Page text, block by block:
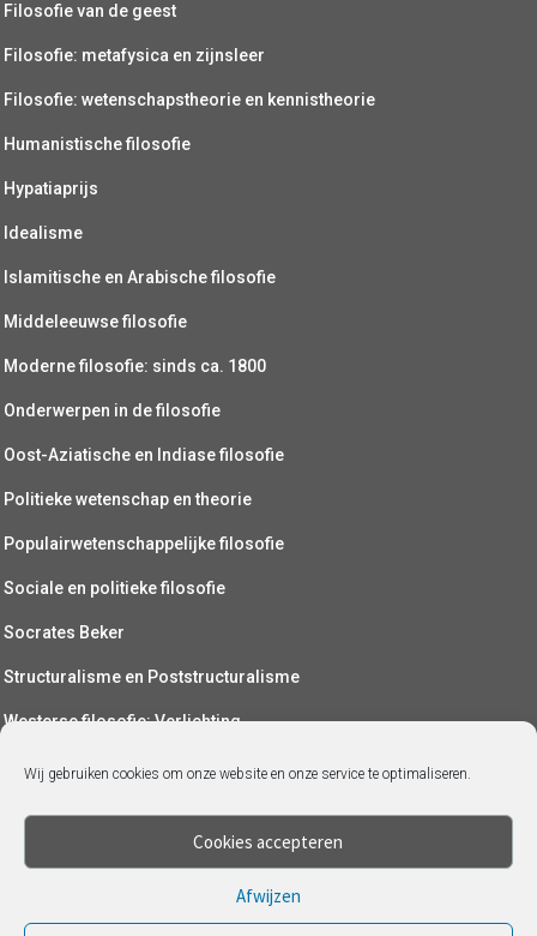
Wij gebruiken cookies om onze website en onze service te optimaliseren.
Cookies accepteren
Afwijzen
Filosofie van de geest
Filosofie: metafysica en zijnsleer
Filosofie: wetenschapstheorie en kennistheorie
Humanistische filosofie
Hypatiaprijs
Idealisme
Islamitische en Arabische filosofie
Middeleeuwse filosofie
Moderne filosofie: sinds ca. 1800
Onderwerpen in de filosofie
Oost-Aziatische en Indiase filosofie
Politieke wetenschap en theorie
Populairwetenschappelijke filosofie
Sociale en politieke filosofie
Socrates Beker
Structuralisme en Poststructuralisme
Westerse filosofie: Verlichting
Wetenschapsfilosofie